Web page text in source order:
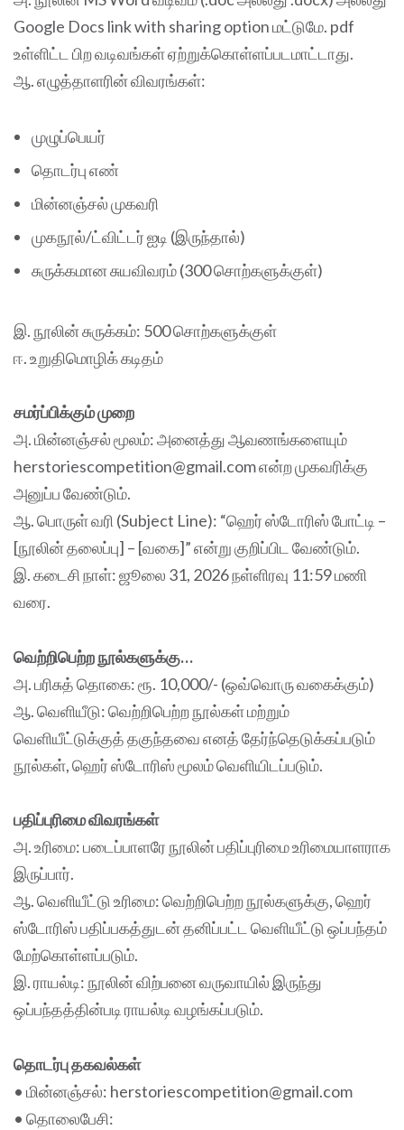
Google Docs link with sharing option மட்டுமே. pdf
உள்ளிட்ட பிற வடிவங்கள் ஏற்றுக்கொள்ளப்படமாட்டாது.
ஆ. எழுத்தாளரின் விவரங்கள்:
முழுப்பெயர்
தொடர்பு எண்
மின்னஞ்சல் முகவரி
முகநூல்/ட்விட்டர் ஐடி (இருந்தால்)
சுருக்கமான சுயவிவரம் (300 சொற்களுக்குள்)
இ. நூலின் சுருக்கம்: 500 சொற்களுக்குள்
ஈ. உறுதிமொழிக் கடிதம்
சமர்ப்பிக்கும் முறை
அ. மின்னஞ்சல் மூலம்: அனைத்து ஆவணங்களையும்
herstoriescompetition@gmail.com என்ற முகவரிக்கு
அனுப்ப வேண்டும்.
ஆ. பொருள் வரி (Subject Line): “ஹெர் ஸ்டோரிஸ் போட்டி –
[நூலின் தலைப்பு] – [வகை]” என்று குறிப்பிட வேண்டும்.
இ. கடைசி நாள்: ஜூலை 31, 2026 நள்ளிரவு 11:59 மணி
வரை.
வெற்றிபெற்ற நூல்களுக்கு…
அ. பரிசுத் தொகை: ரூ. 10,000/- (ஒவ்வொரு வகைக்கும்)
ஆ. வெளியீடு: வெற்றிபெற்ற நூல்கள் மற்றும்
வெளியீட்டுக்குத் தகுந்தவை எனத் தேர்ந்தெடுக்கப்படும்
நூல்கள், ஹெர் ஸ்டோரிஸ் மூலம் வெளியிடப்படும்.
பதிப்புரிமை விவரங்கள்
அ. உரிமை: படைப்பாளரே நூலின் பதிப்புரிமை உரிமையாளராக
இருப்பார்.
ஆ. வெளியீட்டு உரிமை: வெற்றிபெற்ற நூல்களுக்கு, ஹெர்
ஸ்டோரிஸ் பதிப்பகத்துடன் தனிப்பட்ட வெளியீட்டு ஒப்பந்தம்
மேற்கொள்ளப்படும்.
இ. ராயல்டி: நூலின் விற்பனை வருவாயில் இருந்து
ஒப்பந்தத்தின்படி ராயல்டி வழங்கப்படும்.
தொடர்பு தகவல்கள்
• மின்னஞ்சல்: herstoriescompetition@gmail.com
• தொலைபேசி: